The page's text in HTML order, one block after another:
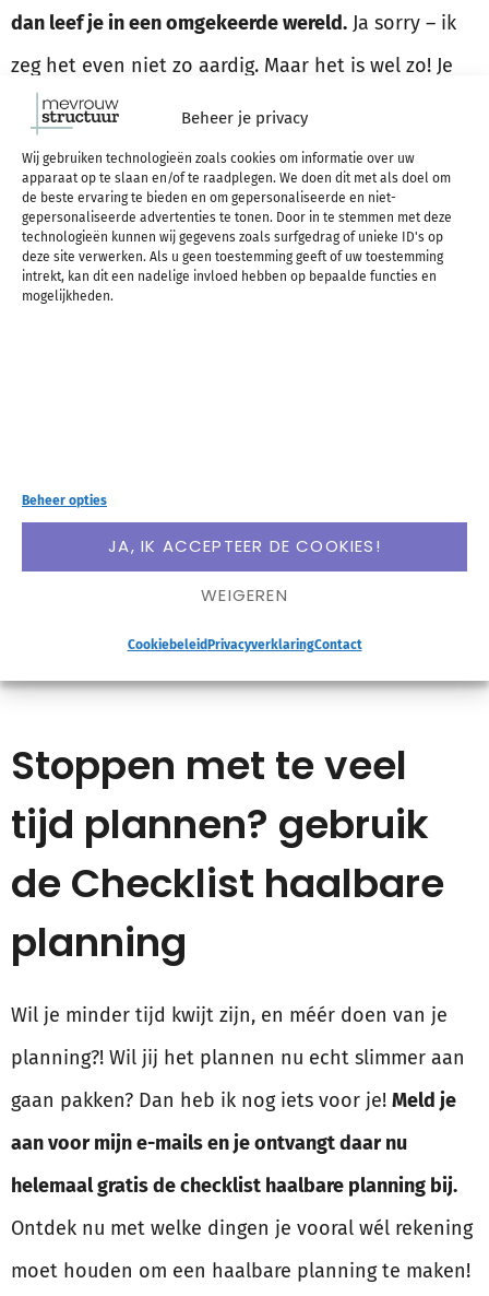
Beheer je privacy
Wij gebruiken technologieën zoals cookies om informatie over uw
apparaat op te slaan en/of te raadplegen. We doen dit met als doel om
de beste ervaring te bieden en om gepersonaliseerde en niet-
gepersonaliseerde advertenties te tonen. Door in te stemmen met deze
technologieën kunnen wij gegevens zoals surfgedrag of unieke ID's op
deze site verwerken. Als u geen toestemming geeft of uw toestemming
intrekt, kan dit een nadelige invloed hebben op bepaalde functies en
mogelijkheden.
Beheer opties
JA, IK ACCEPTEER DE COOKIES!
WEIGEREN
CookiebeleidPrivacyverklaringContact
dan leef je in een omgekeerde wereld. Ja sorry – ik
zeg het even niet zo aardig. Maar het is wel zo! Je
planning hóeft niet mooi te zijn om nuttig te zijn.
Je planning hoeft niet versierd te zijn om je te
motiveren om aan de slag te gaan. Er zijn andere,
effectievere manieren om dat te doen.
Als je nu veel tijd kwijt bent aan het maken van
op staat. En vraag jezelf daarna eens af wanneer je
uitvoert, of met een lelijke planning die wél
uitgevoerd raakt?!
Stoppen met te veel
tijd plannen? gebruik
de Checklist haalbare
planning
Wil je minder tijd kwijt zijn, en méér doen van je
planning?! Wil jij het plannen nu echt slimmer aan
gaan pakken? Dan heb ik nog iets voor je! Meld je
aan voor mijn e-mails en je ontvangt daar nu
helemaal gratis de checklist haalbare planning bij.
Ontdek nu met welke dingen je vooral wél rekening
moet houden om een haalbare planning te maken!